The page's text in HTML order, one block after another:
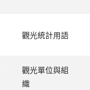
觀光統計用語
觀光單位與組
織